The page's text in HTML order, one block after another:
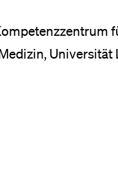
Universität